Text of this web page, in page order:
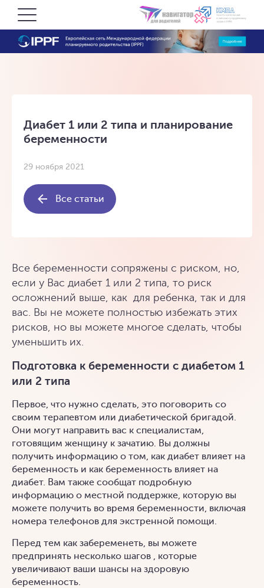
Диабет 1 или 2 типа и планирование
беременности
29 ноября 2021
Все статьи
Все беременности сопряжены с риском, но,
если у Вас диабет 1 или 2 типа, то риск
осложнений выше, как для ребенка, так и для
вас. Вы не можете полностью избежать этих
рисков, но вы можете многое сделать, чтобы
уменьшить их.
Подготовка к беременности с диабетом 1
или 2 типа
Первое, что нужно сделать, это поговорить со
своим терапевтом или диабетической бригадой.
Они могут направить вас к специалистам,
готовящим женщину к зачатию. Вы должны
получить информацию о том, как диабет влияет на
беременность и как беременность влияет на
диабет. Вам также сообщат подробную
информацию о местной поддержке, которую вы
можете получить во время беременности, включая
номера телефонов для экстренной помощи.
Перед тем как забеременеть, вы можете
предпринять несколько шагов , которые
увеличивают ваши шансы на здоровую
беременность.